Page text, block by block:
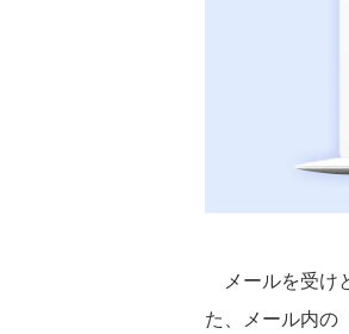
メールを受け
た、メール内の